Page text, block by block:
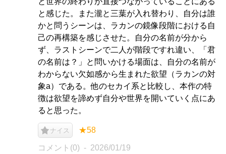
と感じた。また瀧と三葉が入れ替わり、自分は誰
かと問うシーンは、ラカンの鏡像段階における自
己の再構築を感じさせた。自分の名前が分から
ず、ラストシーンで二人が階段ですれ違い、「君
の名前は？」と問いかける場面は、自分の名前が
わからない欠如感から生まれた欲望（ラカンの対
象a）である。他のセカイ系と比較し、本作の特
徴は欲望を諦めず自分や世界を開いていく点にあ
ると思った。
ナイス ★58
コメント(0) 2026/01/19